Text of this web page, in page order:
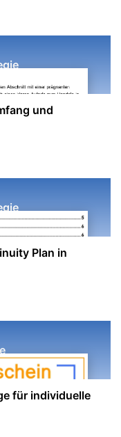
und
Plan in
für individuelle